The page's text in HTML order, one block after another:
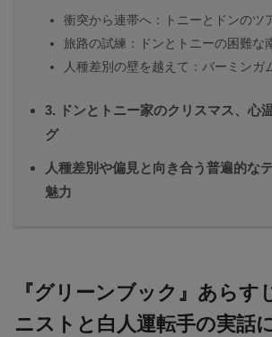
衝突から連帯へ：トニーとドンのツ
旅路の試練：ドンとトニーの困難な
人種差別の壁を越えて：バーミンガ
3. ドンとトニー家のクリスマス、心
グ
人種差別や偏見と向き合う普遍的な
魅力
『グリーンブック』あらす
ニストと白人運転手の実話